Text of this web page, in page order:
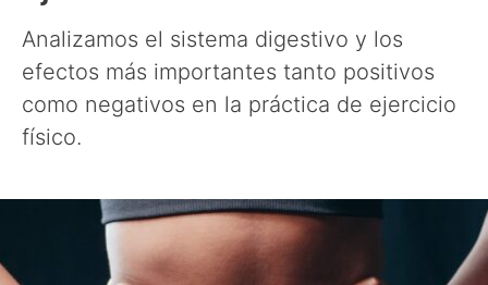
Analizamos el sistema digestivo y los
efectos más importantes tanto positivos
como negativos en la práctica de ejercicio
físico.